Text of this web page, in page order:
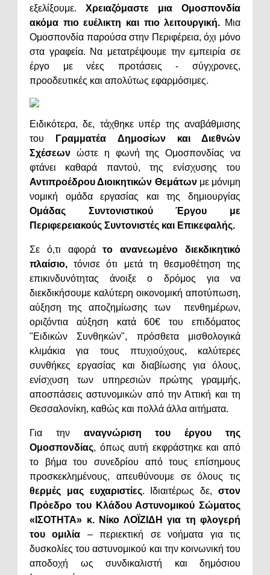
εξελίξουμε. Χρειαζόμαστε μια Ομοσπονδία
ακόμα πιο ευέλικτη και πιο λειτουργική. Μια
Ομοσπονδία παρούσα στην Περιφέρεια, όχι μόνο
στα γραφεία. Να μετατρέψουμε την εμπειρία σε
έργο με νέες προτάσεις - σύγχρονες,
προοδευτικές και απολύτως εφαρμόσιμες.
Ειδικότερα, δε, τάχθηκε υπέρ της αναβάθμισης
του
Γραμματέα Δημοσίων και Διεθνών
Σχέσεων ώστε η φωνή της Ομοσπονδίας να
φτάνει καθαρά παντού, της ενίσχυσης του
Αντιπροέδρου Διοικητικών Θεμάτωνμε μόνιμη
νομική ομάδα εργασίας και της δημιουργίας
Ομάδας Συντονιστικού Έργου με
Περιφερειακούς Συντονιστές και Επικεφαλής.
Σε ό,τι αφοράτο ανανεωμένο διεκδικητικό
πλαίσιο, τόνισε ότι μετά τη θεσμοθέτηση της
επικινδυνότητας άνοιξε ο δρόμος για να
διεκδικήσουμε καλύτερη οικονομική αποτύπωση,
αύξηση της αποζημίωσης των πενθημέρων,
οριζόντια αύξηση κατά 60€ του επιδόματος
"Ειδικών Συνθηκών", πρόσθετα μισθολογικά
κλιμάκια για τους πτυχιούχους, καλύτερες
συνθήκες εργασίας και διαβίωσης για όλους,
ενίσχυση των υπηρεσιών πρώτης γραμμής,
αποσπάσεις αστυνομικών από την Αττική και τη
Θεσσαλονίκη, καθώς και πολλά άλλα αιτήματα.
Για την αναγνώριση του έργου της
Ομοσπονδίας, όπως αυτή εκφράστηκε και από
το βήμα του συνεδρίου από τους επίσημους
προσκεκλημένους, απευθύνουμε σε όλους τις
θερμές μας ευχαριστίες. Ιδιαιτέρως δε,στον
Πρόεδρο του ΚλάδουΑστυνομικού Σώματος
«ΙΣΟΤΗΤΑ» κ. Νίκο ΛΟΪΖΙΔΗ για τη φλογερή
του ομιλία – περιεκτική σε νοήματα για τις
δυσκολίες του αστυνομικού και την κοινωνική του
αποδοχή ως συνδικαλιστή και δημόσιου